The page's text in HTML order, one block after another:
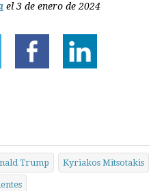
el 3 de enero de 2024
Trump Kyriakos Mitsotakis